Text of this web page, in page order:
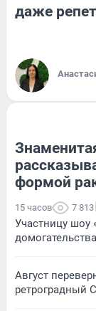
даже
формой
15 часов 7 813
Участницу шоу
Август
ретроградный